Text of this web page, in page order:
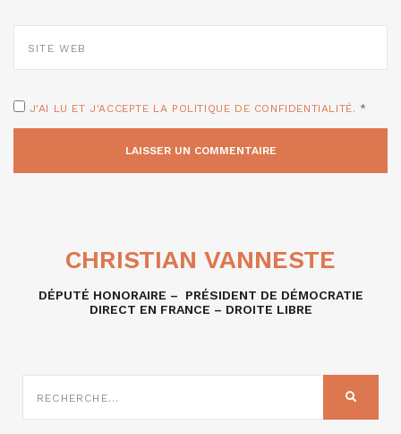
WEB
J'AI LU ET J'ACCEPTE LA POLITIQUE DE CONFIDENTIALITÉ. *
CHRISTIAN VANNESTE
DÉPUTÉ HONORAIRE – PRÉSIDENT DE DÉMOCRATIE
DIRECT EN FRANCE – DROITE LIBRE
SUR